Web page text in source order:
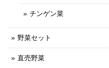
チンゲン菜
野菜セット
直売野菜